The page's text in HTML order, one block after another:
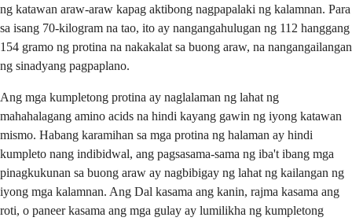
ng katawan araw-araw kapag aktibong nagpapalaki ng kalamnan. Para
sa isang 70-kilogram na tao, ito ay nangangahulugan ng 112 hanggang
154 gramo ng protina na nakakalat sa buong araw, na nangangailangan
ng sinadyang pagpaplano.
Ang mga kumpletong protina ay naglalaman ng lahat ng
mahahalagang amino acids na hindi kayang gawin ng iyong katawan
mismo. Habang karamihan sa mga protina ng halaman ay hindi
kumpleto nang indibidwal, ang pagsasama-sama ng iba't ibang mga
pinagkukunan sa buong araw ay nagbibigay ng lahat ng kailangan ng
iyong mga kalamnan. Ang Dal kasama ang kanin, rajma kasama ang
roti, o paneer kasama ang mga gulay ay lumilikha ng kumpletong